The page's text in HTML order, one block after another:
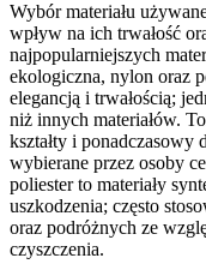
Wybór materiału
wpływ na ich trwałość
najpopularniejszych
ekologiczna, nylon oraz
elegancją i trwałością;
niż innych materiałów.
kształty i ponadczasowy
wybierane przez osoby
poliester to materiały
uszkodzenia; często
oraz podróżnych ze
czyszczenia.